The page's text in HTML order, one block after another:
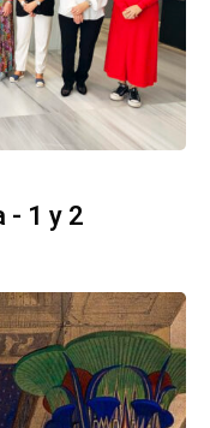
- 1 y 2